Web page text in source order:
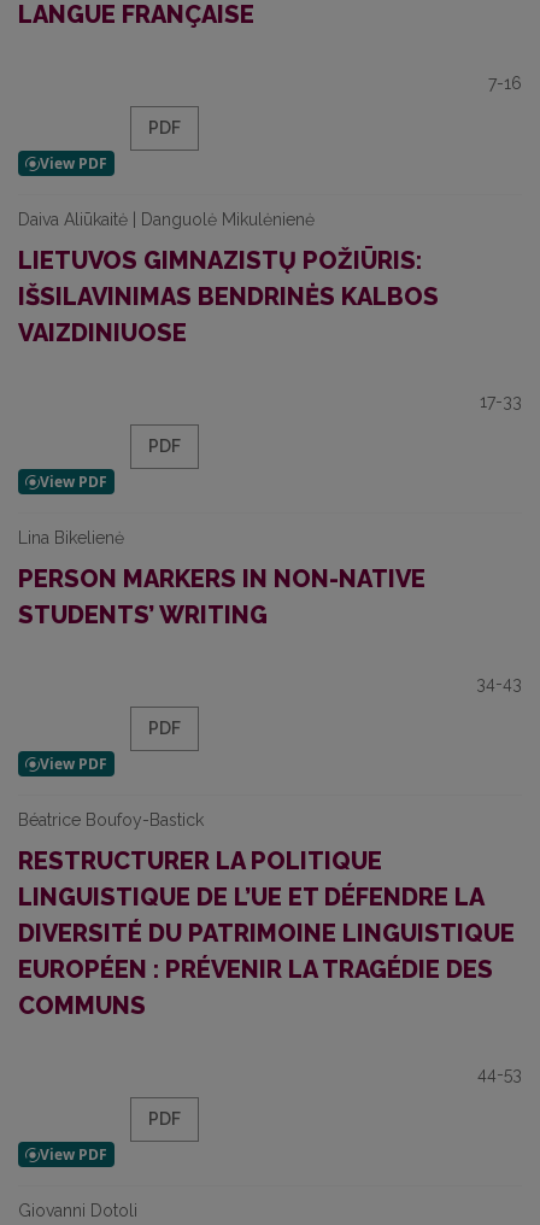
LANGUE FRANÇAISE
7-16
PDF
Daiva Aliūkaitė | Danguolė Mikulėnienė
LIETUVOS GIMNAZISTŲ POŽIŪRIS:
IŠSILAVINIMAS BENDRINĖS KALBOS
VAIZDINIUOSE
17-33
PDF
Lina Bikelienė
PERSON MARKERS IN NON-NATIVE
STUDENTS’ WRITING
34-43
PDF
Béatrice Boufoy-Bastick
RESTRUCTURER LA POLITIQUE
LINGUISTIQUE DE L’UE ET DÉFENDRE LA
DIVERSITÉ DU PATRIMOINE LINGUISTIQUE
EUROPÉEN : PRÉVENIR LA TRAGÉDIE DES
COMMUNS
44-53
PDF
Giovanni Dotoli